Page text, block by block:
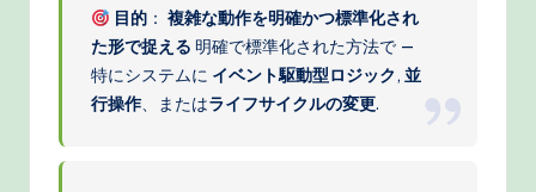
目的 ：複雑な動作を明確かつ標準化され
た形で捉える 明確で標準化された方法で —
特にシステムに イベント駆動型ロジック,並
行操作、またはライフサイクルの変更.